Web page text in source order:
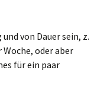
von Dauer sein, z.
oder aber
für ein paar